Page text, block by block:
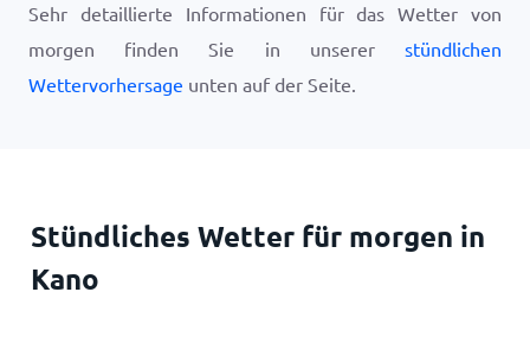
Sehr detaillierte Informationen für das Wetter von
morgen finden Sie in unserer stündlichen
Wettervorhersage unten auf der Seite.
Stündliches Wetter für morgen in
Kano